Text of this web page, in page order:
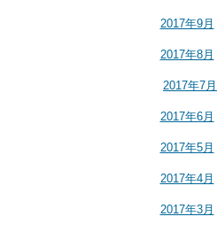
2017年9月
2017年8月
2017年7月
2017年6月
2017年5月
2017年4月
2017年3月